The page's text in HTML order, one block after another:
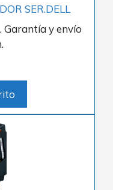
SER.DELL
Garantía y envío